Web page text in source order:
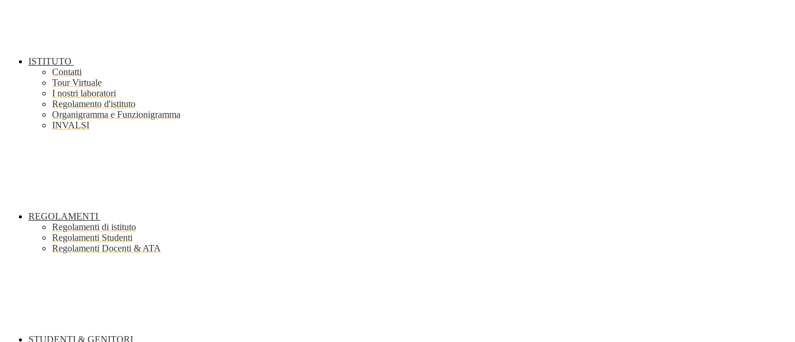
ISTITUTO
Contatti
Tour Virtuale
I nostri laboratori
Regolamento d'istituto
Organigramma e Funzionigramma
INVALSI
REGOLAMENTI
Regolamenti di istituto
Regolamenti Studenti
Regolamenti Docenti & ATA
STUDENTI & GENITORI